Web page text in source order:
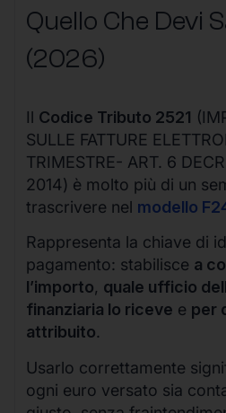
Quello Che Devi
(2026)
Il Codice Tributo 2521
SULLE FATTURE
TRIMESTRE- ART. 6
2014) è molto più di un
trascrivere nel modello
Rappresenta la chiave di
pagamento: stabilisce a
l’importo, quale ufficio
finanziaria lo riceve e per
attribuito.
Usarlo correttamente
ogni euro versato sia